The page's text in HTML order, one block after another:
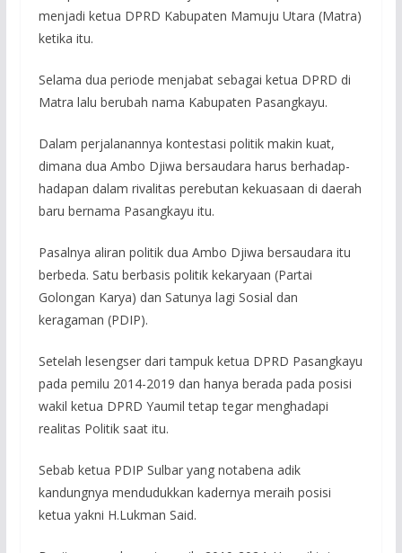
menjadi ketua DPRD Kabupaten Mamuju Utara (Matra)
ketika itu.
Selama dua periode menjabat sebagai ketua DPRD di
Matra lalu berubah nama Kabupaten Pasangkayu.
Dalam perjalanannya kontestasi politik makin kuat,
dimana dua Ambo Djiwa bersaudara harus berhadap-
hadapan dalam rivalitas perebutan kekuasaan di daerah
baru bernama Pasangkayu itu.
Pasalnya aliran politik dua Ambo Djiwa bersaudara itu
berbeda. Satu berbasis politik kekaryaan (Partai
Golongan Karya) dan Satunya lagi Sosial dan
keragaman (PDIP).
Setelah lesengser dari tampuk ketua DPRD Pasangkayu
pada pemilu 2014-2019 dan hanya berada pada posisi
wakil ketua DPRD Yaumil tetap tegar menghadapi
realitas Politik saat itu.
Sebab ketua PDIP Sulbar yang notabena adik
kandungnya mendudukkan kadernya meraih posisi
ketua yakni H.Lukman Said.